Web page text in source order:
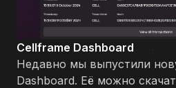
Cellframe Dashboard
Недавно мы выпустили
Dashboard. Её можно